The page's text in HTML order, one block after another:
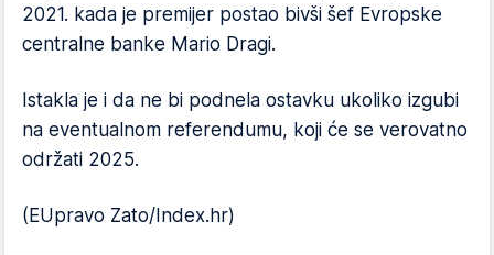
2021. kada je premijer postao bivši šef Evropske
centralne banke Mario Dragi.
Istakla je i da ne bi podnela ostavku ukoliko izgubi
na eventualnom referendumu, koji će se verovatno
održati 2025.
(EUpravo Zato/Index.hr)